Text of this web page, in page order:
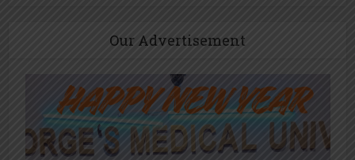
Our Advertisement